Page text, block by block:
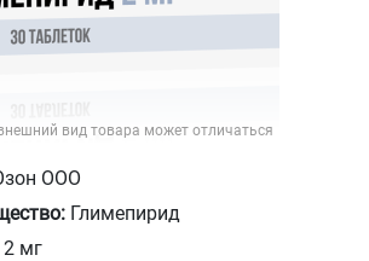
вид товара может отличаться
ООО
Глимепирид
2 мг